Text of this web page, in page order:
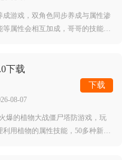
游戏，双角色同步养成与属性渗
属性会相互加成，哥哥的技能潜
下载
安卓版
08-07
爆的植物大战僵尸塔防游戏，玩
用植物的属性技能，50多种新植
下载